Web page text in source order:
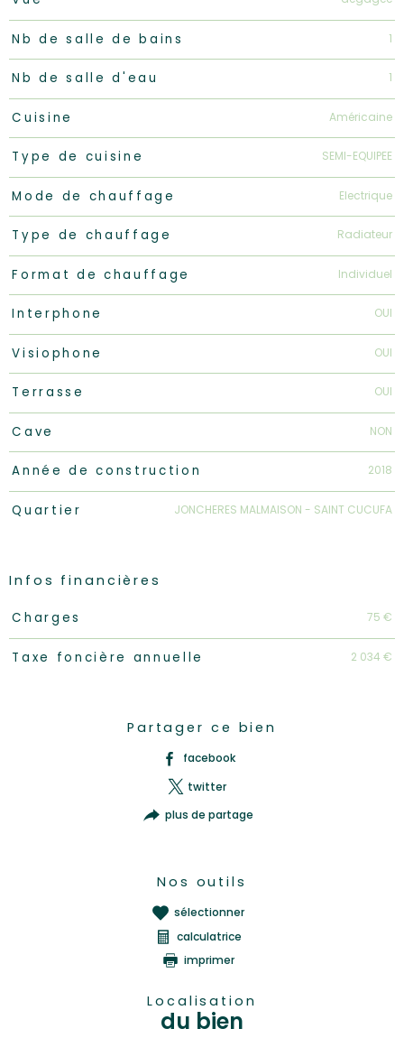
Nb de salle de bains 1
Nb de salle d'eau 1
Cuisine Américaine
Type de cuisine SEMI-EQUIPEE
Mode de chauffage Electrique
Type de chauffage Radiateur
Format de chauffage Individuel
Interphone OUI
Visiophone OUI
Terrasse OUI
Cave NON
Année de construction 2018
Quartier JONCHERES MALMAISON - SAINT CUCUFA
Infos financières
Caractéristiques
Charges 75 €
Taxe foncière annuelle 2 034 €
Partager ce bien
facebook
twitter
plus de partage
Nos outils
sélectionner
calculatrice
imprimer
Localisation
du bien